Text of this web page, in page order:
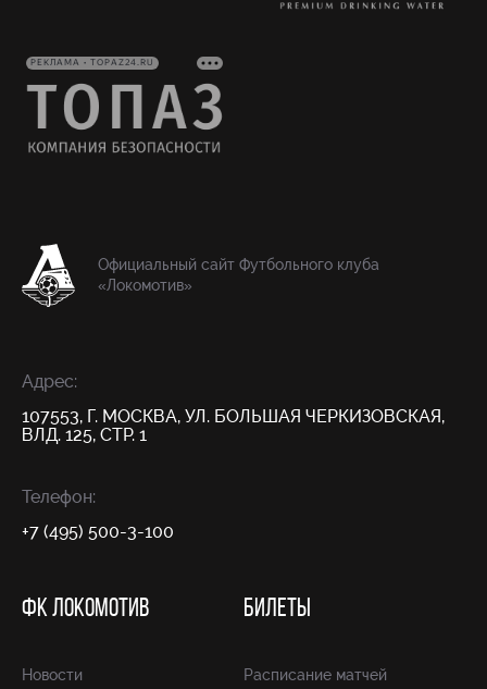
РЕКЛАМА • TOPAZ24.RU
Официальный сайт Футбольного клуба
«Локомотив»
Адрес:
107553, Г. МОСКВА, УЛ. БОЛЬШАЯ ЧЕРКИЗОВСКАЯ,
ВЛД. 125, СТР. 1
Телефон:
+7 (495) 500-3-100
ФК ЛОКОМОТИВ
Новости
БИЛЕТЫ
Расписание матчей